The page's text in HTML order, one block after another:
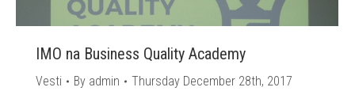
IMO na Business Quality Academy
Vesti By admin
Thursday December 28th, 2017